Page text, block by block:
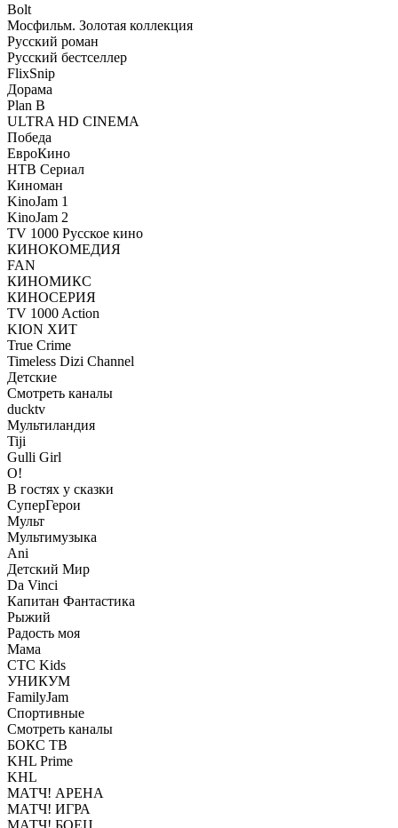
Bolt
Мосфильм. Золотая коллекция
Русский роман
Русский бестселлер
FlixSnip
Дорама
Plan B
ULTRA HD CINEMA
Победа
ЕвроКино
НТВ Сериал
Киноман
KinoJam 1
KinoJam 2
TV 1000 Русское кино
КИНОКОМЕДИЯ
FAN
КИНОМИКС
КИНОСЕРИЯ
TV 1000 Action
KION ХИТ
True Crime
Timeless Dizi Channel
Детские
Смотреть каналы
ducktv
Мультиландия
Tiji
Gulli Girl
О!
В гостях у сказки
СуперГерои
Мульт
Мультимузыка
Ani
Детский Мир
Da Vinci
Капитан Фантастика
Рыжий
Радость моя
Мама
СТС Kids
УНИКУМ
FamilyJam
Спортивные
Смотреть каналы
БОКС ТВ
KHL Prime
KHL
МАТЧ! АРЕНА
МАТЧ! ИГРА